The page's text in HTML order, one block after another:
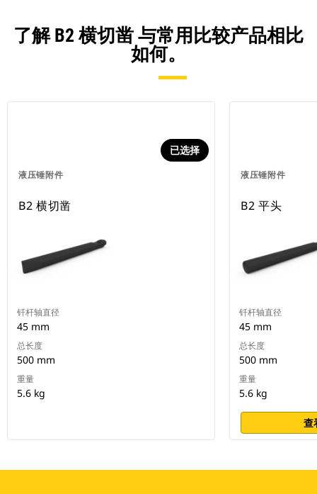
了解 B2 横切凿 与常用比较产品相比
如何。
液压锤附件
已选择
B2 横切凿
钎杆轴直径
45 mm
总长度
500 mm
重量
5.6 kg
液压锤附件
B2 平头
钎杆轴直径
45 mm
总长度
500 mm
重量
5.6 kg
查